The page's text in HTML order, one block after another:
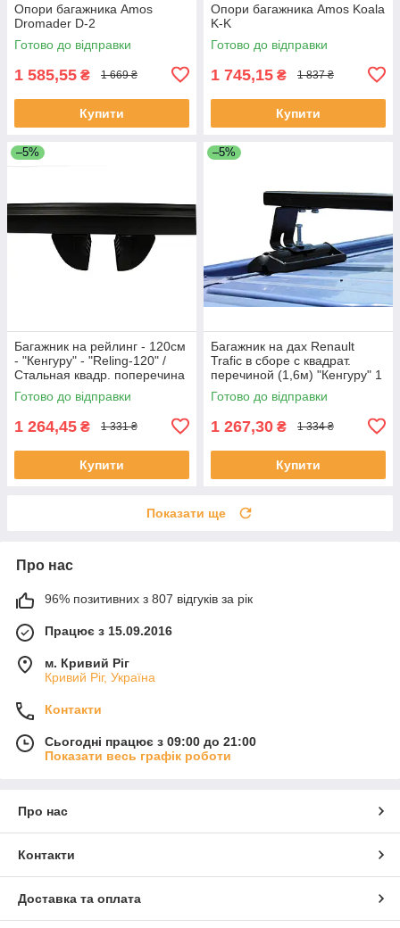
Опори багажника Amos
Dromader D-2
Готово до відправки
1 585,55 ₴ 1 669 ₴
Купити
Опори багажника Amos Koala
K-K
Готово до відправки
1 745,15 ₴ 1 837 ₴
Купити
–5%
Багажник на рейлинг - 120cм
- "Кенгуру" - "Reling-120" /
Стальная квадр. поперечина
Готово до відправки
1 264,45 ₴ 1 331 ₴
Купити
–5%
Багажник на дах Renault
Trafic в сборе с квадрат.
перечиной (1,6м) "Кенгуру" 1
планка
Готово до відправки
1 267,30 ₴ 1 334 ₴
Купити
Показати ще
Про нас
96% позитивних з 807 відгуків за рік
Працює з 15.09.2016
м. Кривий Ріг
Кривий Ріг, Україна
Контакти
Сьогодні працює з 09:00 до 21:00
Показати весь графік роботи
Про нас
Контакти
Доставка та оплата